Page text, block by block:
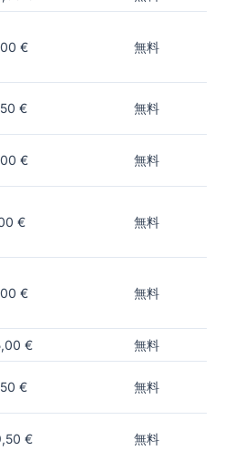
€ 無料
€ 無料
€ 無料
€ 無料
€ 無料
€ 無料
€ 無料
€ 無料